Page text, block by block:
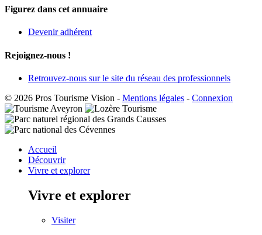
Figurez dans cet annuaire
Devenir adhérent
Rejoignez-nous !
Retrouvez-nous sur le site du réseau des professionnels
© 2026 Pros Tourisme Vision - Mentions légales - Connexion
Accueil
Découvrir
Vivre et explorer
Vivre et explorer
Visiter